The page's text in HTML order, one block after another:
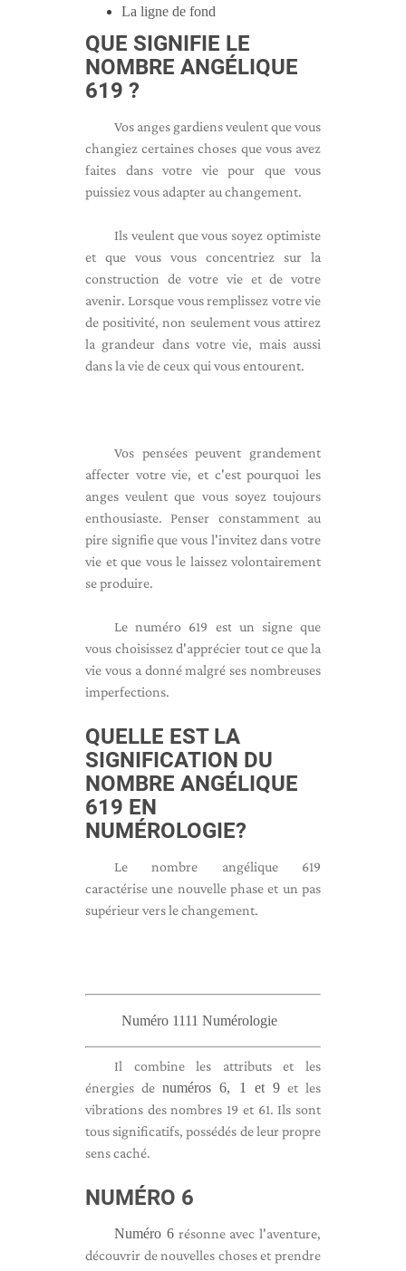
La ligne de fond
QUE SIGNIFIE LE
NOMBRE ANGÉLIQUE
619 ?
Vos anges gardiens veulent que vous
changiez certaines choses que vous avez
faites dans votre vie pour que vous
puissiez vous adapter au changement.
Ils veulent que vous soyez optimiste
et que vous vous concentriez sur la
construction de votre vie et de votre
avenir. Lorsque vous remplissez votre vie
de positivité, non seulement vous attirez
la grandeur dans votre vie, mais aussi
dans la vie de ceux qui vous entourent.
Vos pensées peuvent grandement
affecter votre vie, et c'est pourquoi les
anges veulent que vous soyez toujours
enthousiaste. Penser constamment au
pire signifie que vous l'invitez dans votre
vie et que vous le laissez volontairement
se produire.
Le numéro 619 est un signe que
vous choisissez d'apprécier tout ce que la
vie vous a donné malgré ses nombreuses
imperfections.
QUELLE EST LA
SIGNIFICATION DU
NOMBRE ANGÉLIQUE
619 EN
NUMÉROLOGIE?
Le nombre angélique 619
caractérise une nouvelle phase et un pas
supérieur vers le changement.
Numéro 1111 Numérologie
Il combine les attributs et les
énergies denuméros 6, 1 et 9et les
vibrations des nombres 19 et 61. Ils sont
tous significatifs, possédés de leur propre
sens caché.
NUMÉRO 6
Numéro 6résonne avec l'aventure,
découvrir de nouvelles choses et prendre